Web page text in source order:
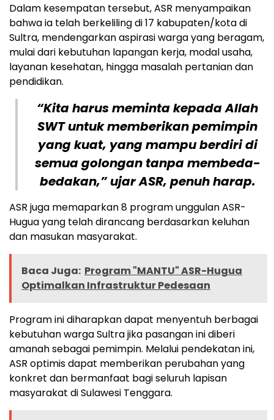
Dalam kesempatan tersebut, ASR menyampaikan
bahwa ia telah berkeliling di 17 kabupaten/kota di
Sultra, mendengarkan aspirasi warga yang beragam,
mulai dari kebutuhan lapangan kerja, modal usaha,
layanan kesehatan, hingga masalah pertanian dan
pendidikan.
“Kita harus meminta kepada Allah
SWT untuk memberikan pemimpin
yang kuat, yang mampu berdiri di
semua golongan tanpa membeda-
bedakan,” ujar ASR, penuh harap.
ASR juga memaparkan 8 program unggulan ASR-
Hugua yang telah dirancang berdasarkan keluhan
dan masukan masyarakat.
Baca Juga: Program "MANTU" ASR-Hugua
Optimalkan Infrastruktur Pedesaan
Program ini diharapkan dapat menyentuh berbagai
kebutuhan warga Sultra jika pasangan ini diberi
amanah sebagai pemimpin. Melalui pendekatan ini,
ASR optimis dapat memberikan perubahan yang
konkret dan bermanfaat bagi seluruh lapisan
masyarakat di Sulawesi Tenggara.